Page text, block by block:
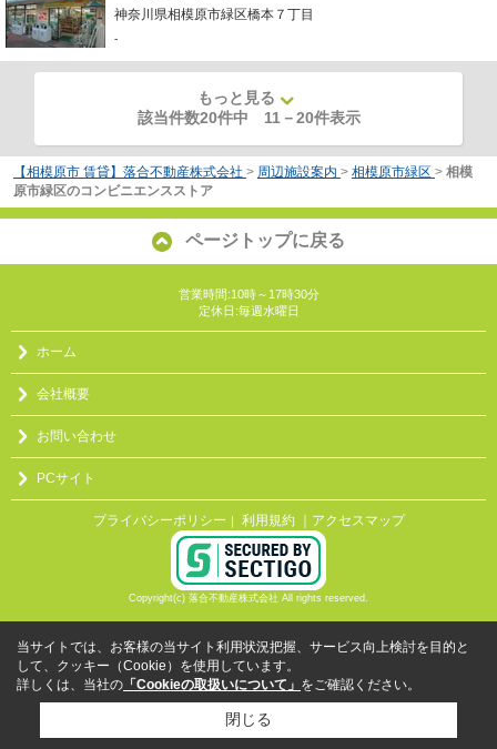
神奈川県相模原市緑区橋本７丁目
-
もっと見る
該当件数20件中 11 －20件表示
【相模原市 賃貸】落合不動産株式会社 > 周辺施設案内 > 相模原市緑区 > 相模
原市緑区のコンビニエンスストア
ページトップに戻る
営業時間:10時～17時30分
定休日:毎週水曜日
ホーム
会社概要
お問い合わせ
PCサイト
プライバシーポリシー ｜ 利用規約 ｜アクセスマップ
Copyright(c) 落合不動産株式会社 All rights reserved.
当サイトでは、お客様の当サイト利用状況把握、サービス向上検討を目的と
して、クッキー（Cookie）を使用しています。
詳しくは、当社の 「Cookieの取扱いについて」 をご確認ください。
閉じる